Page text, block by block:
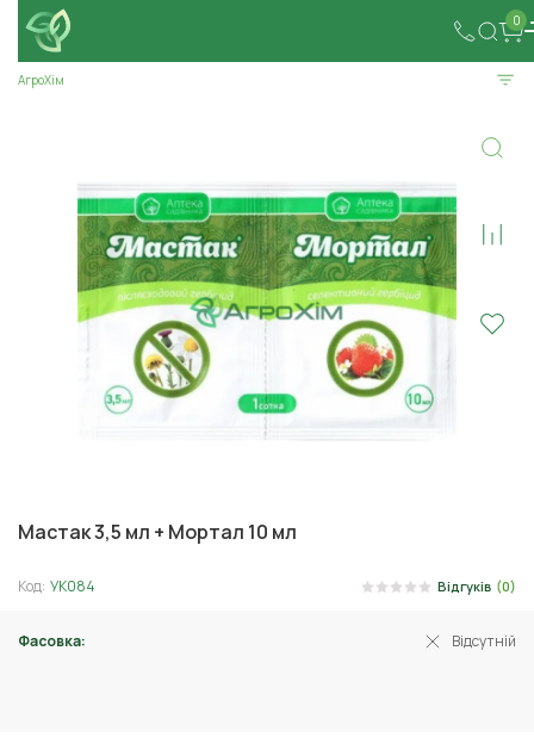
0
АгроХім
Мастак 3,5 мл + Мортал 10 мл
Код: УК084 Відгуків (0)
Фасовка: Відсутній